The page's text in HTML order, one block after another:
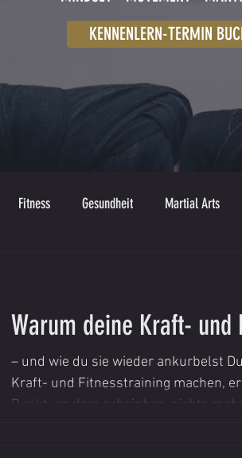
KENNENLERN-TERMIN
Fitness Gesundheit Martial Arts
Warum deine Kraft- und
– und wie du sie wieder ankurbelst
Kraft- und Fitnesstraining machen,
Punkt, an dem scheinbar „nichts